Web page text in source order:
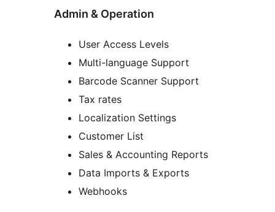
Admin & Operation
User Access Levels
Multi-language Support
Barcode Scanner Support
Tax rates
Localization Settings
Customer List
Sales & Accounting Reports
Data Imports & Exports
Webhooks